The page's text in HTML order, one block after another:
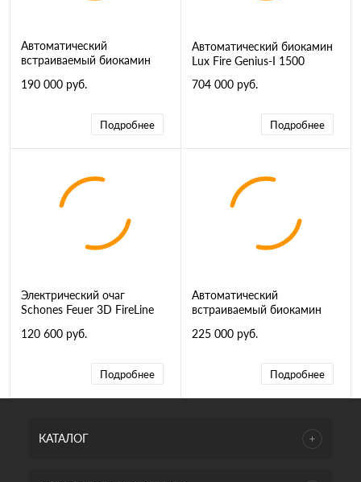
Автоматический
встраиваемый биокамин
190 000 руб.
Подробнее
Автоматический биокамин
Lux Fire Genius-I 1500
704 000 руб.
Подробнее
Электрический очаг
Schones Feuer 3D FireLine
120 600 руб.
Подробнее
Автоматический
встраиваемый биокамин
225 000 руб.
Подробнее
КАТАЛОГ